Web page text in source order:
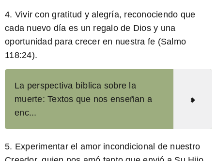
4. Vivir con gratitud y alegría, reconociendo que
cada nuevo día es un regalo de Dios y una
oportunidad para crecer en nuestra fe (Salmo
118:24).
La perspectiva bíblica sobre la
muerte: Textos que nos enseñan a
enc...
5. Experimentar el amor incondicional de nuestro